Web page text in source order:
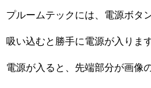
プルームテックには、電源ボタ
吸い込むと勝手に電源が入ります
電源が入ると、先端部分が画像